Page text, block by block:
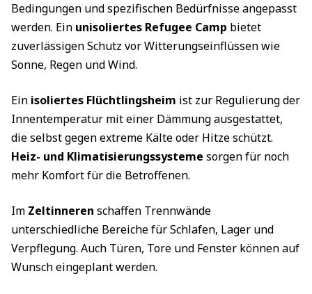
Bedingungen und spezifischen Bedürfnisse angepasst
werden. Ein unisoliertes Refugee Camp bietet
zuverlässigen Schutz vor Witterungseinflüssen wie
Sonne, Regen und Wind.
Ein isoliertes Flüchtlingsheim ist zur Regulierung der
Innentemperatur mit einer Dämmung ausgestattet,
die selbst gegen extreme Kälte oder Hitze schützt.
Heiz- und Klimatisierungssysteme sorgen für noch
mehr Komfort für die Betroffenen.
Im Zeltinneren schaffen Trennwände
unterschiedliche Bereiche für Schlafen, Lager und
Verpflegung. Auch Türen, Tore und Fenster können auf
Wunsch eingeplant werden.